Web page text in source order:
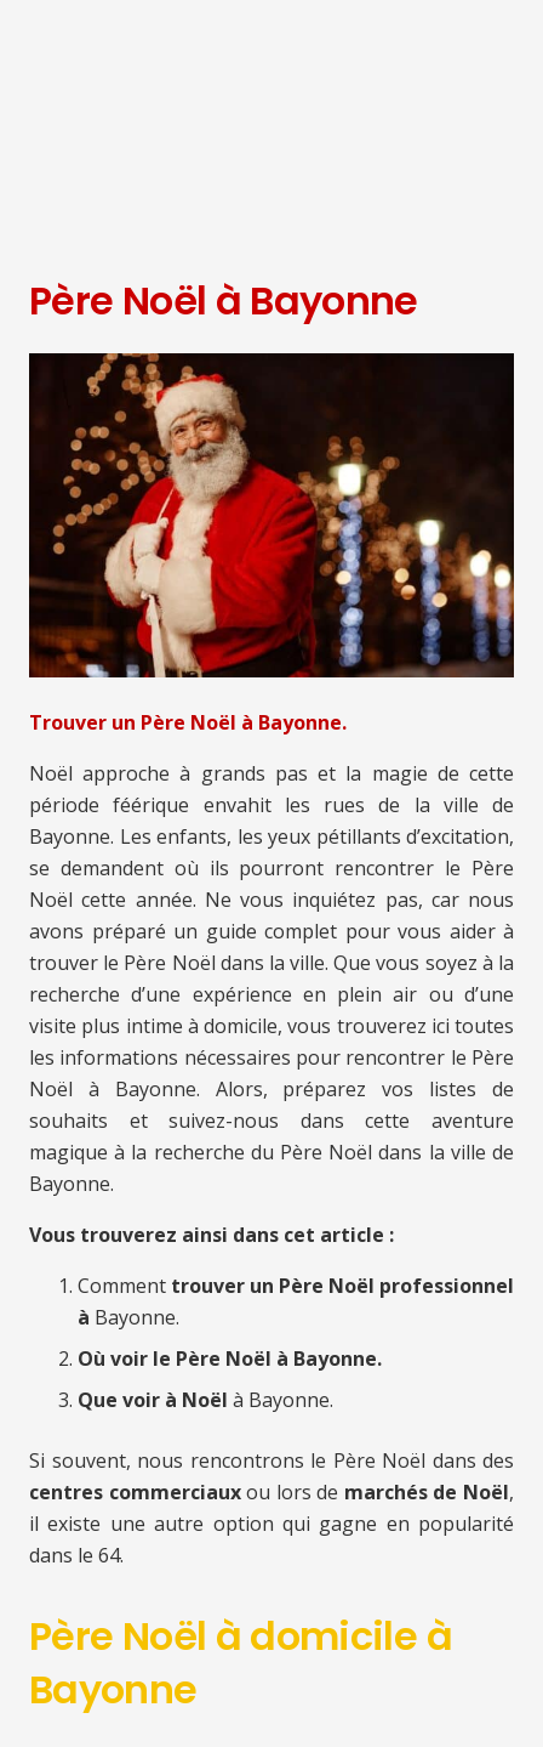
Père Noël à Bayonne
Trouver un Père Noël à Bayonne.
Noël approche à grands pas et la magie de cette
période féérique envahit les rues de la ville de
Bayonne. Les enfants, les yeux pétillants d’excitation,
se demandent où ils pourront rencontrer le Père
Noël cette année. Ne vous inquiétez pas, car nous
avons préparé un guide complet pour vous aider à
trouver le Père Noël dans la ville. Que vous soyez à la
recherche d’une expérience en plein air ou d’une
visite plus intime à domicile, vous trouverez ici toutes
les informations nécessaires pour rencontrer le Père
Noël à Bayonne. Alors, préparez vos listes de
souhaits et suivez-nous dans cette aventure
magique à la recherche du Père Noël dans la ville de
Bayonne.
Vous trouverez ainsi dans cet article :
Comment trouver un Père Noël professionnel
à Bayonne.
Où voir le Père Noël à Bayonne.
Que voir à Noël à Bayonne.
Si souvent, nous rencontrons le Père Noël dans des
centres commerciauxou lors de marchés de Noël,
il existe une autre option qui gagne en popularité
dans le 64.
Père Noël à domicile à
Bayonne